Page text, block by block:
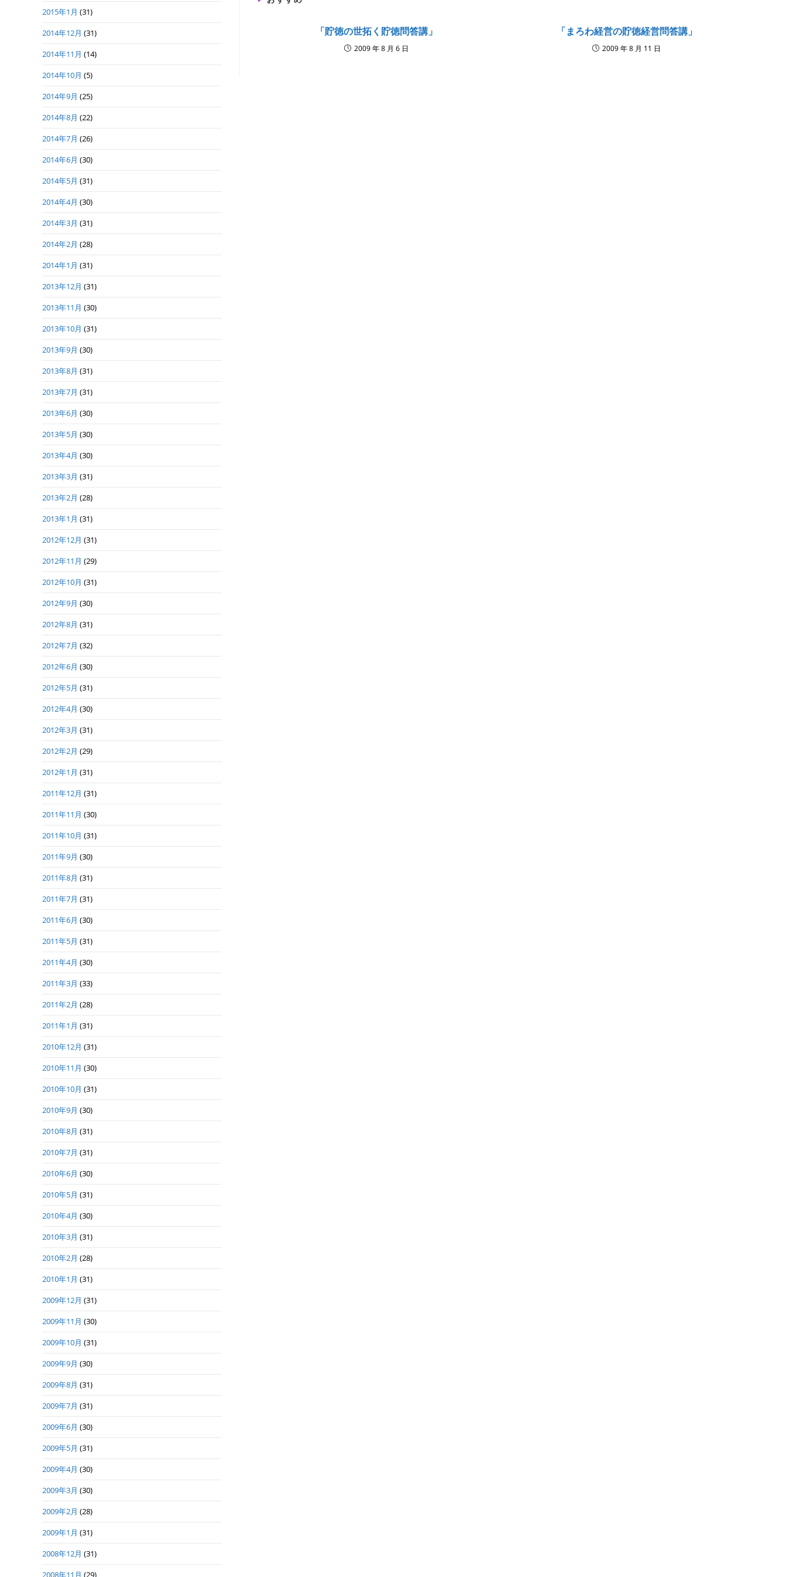
「貯徳の世拓く貯徳問答講」
2009 年 8 月 6 日
「まろわ経営の貯徳経営問答講」
2009 年 8 月 11 日
2015年1月 (31)
2014年12月 (31)
2014年11月 (14)
2014年10月 (5)
2014年9月 (25)
2014年8月 (22)
2014年7月 (26)
2014年6月 (30)
2014年5月 (31)
2014年4月 (30)
2014年3月 (31)
2014年2月 (28)
2014年1月 (31)
2013年12月 (31)
2013年11月 (30)
2013年10月 (31)
2013年9月 (30)
2013年8月 (31)
2013年7月 (31)
2013年6月 (30)
2013年5月 (30)
2013年4月 (30)
2013年3月 (31)
2013年2月 (28)
2013年1月 (31)
2012年12月 (31)
2012年11月 (29)
2012年10月 (31)
2012年9月 (30)
2012年8月 (31)
2012年7月 (32)
2012年6月 (30)
2012年5月 (31)
2012年4月 (30)
2012年3月 (31)
2012年2月 (29)
2012年1月 (31)
2011年12月 (31)
2011年11月 (30)
2011年10月 (31)
2011年9月 (30)
2011年8月 (31)
2011年7月 (31)
2011年6月 (30)
2011年5月 (31)
2011年4月 (30)
2011年3月 (33)
2011年2月 (28)
2011年1月 (31)
2010年12月 (31)
2010年11月 (30)
2010年10月 (31)
2010年9月 (30)
2010年8月 (31)
2010年7月 (31)
2010年6月 (30)
2010年5月 (31)
2010年4月 (30)
2010年3月 (31)
2010年2月 (28)
2010年1月 (31)
2009年12月 (31)
2009年11月 (30)
2009年10月 (31)
2009年9月 (30)
2009年8月 (31)
2009年7月 (31)
2009年6月 (30)
2009年5月 (31)
2009年4月 (30)
2009年3月 (30)
2009年2月 (28)
2009年1月 (31)
2008年12月 (31)
2008年11月 (29)